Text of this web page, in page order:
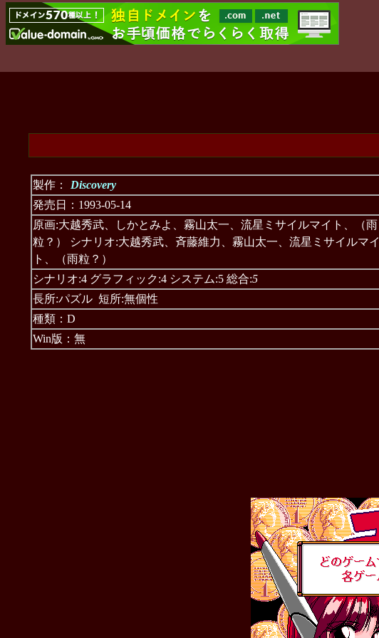
製作：
Discovery
発売日：1993-05-14
原画:大越秀武、しかとみよ、霧山太一、流星ミサイルマイト、（雨
粒？） シナリオ:大越秀武、斉藤維力、霧山太一、流星ミサイルマイ
ト、（雨粒？）
シナリオ:4 グラフィック:4 システム:5 総合:5
長所:パズル 短所:無個性
種類：D
Win版：無